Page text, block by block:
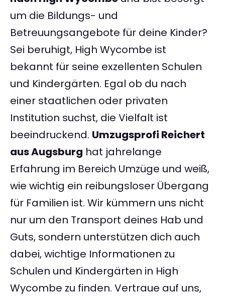
um die Bildungs- und
Betreuungsangebote für deine Kinder?
Sei beruhigt, High Wycombe ist
bekannt für seine exzellenten Schulen
und Kindergärten. Egal ob du nach
einer staatlichen oder privaten
Institution suchst, die Vielfalt ist
beeindruckend. Umzugsprofi Reichert
aus Augsburg hat jahrelange
Erfahrung im Bereich Umzüge und weiß,
wie wichtig ein reibungsloser Übergang
für Familien ist. Wir kümmern uns nicht
nur um den Transport deines Hab und
Guts, sondern unterstützen dich auch
dabei, wichtige Informationen zu
Schulen und Kindergärten in High
Wycombe zu finden. Vertraue auf uns,